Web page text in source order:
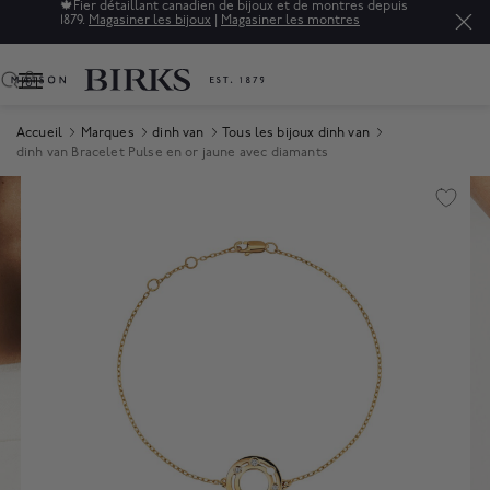
🍁 Fier détaillant canadien de bijoux et de montres depuis
1879. Magasiner les bijoux Magasiner les montres
0
Accueil Marques dinh van
Tous les bijoux dinh van
dinh van Bracelet Pulse en or jaune avec diamants
Product Images